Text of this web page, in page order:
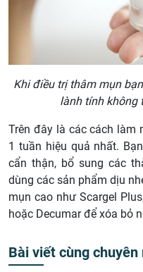
Khi điều trị thâm mụn
lành tính không
Trên đây là các cách làm
1 tuần hiệu quả nhất.
cẩn thận, bổ sung các
dùng các sản phẩm dịu
mụn cao như Scargel
hoặc Decumar để xóa bỏ
Bài viết cùng chuyên